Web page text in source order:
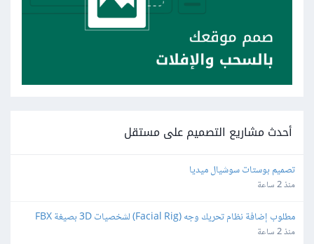
أحدث مشاريع التصميم على مستقل
تصميم بوستات سوشيال ميديا
منذ 2 ساعة
باستخدام Blender
منذ 2 ساعة